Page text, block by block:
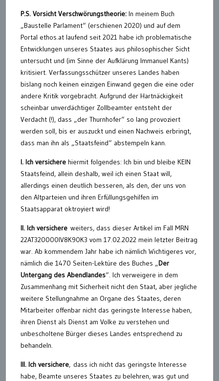
P.S. Vorsicht Verschwörungstheorie: In meinem Buch
„Baustelle Parlament“ (erschienen 2020) und auf dem
Portal ethos.at laufend seit 2021 habe ich problematische
Entwicklungen unseres Staates aus philosophischer Sicht
untersucht und (im Sinne der Aufklärung Immanuel Kants)
kritisiert. Verfassungsschützer unseres Landes haben
bislang noch keinen einzigen Einwand gegen die eine oder
andere Kritik vorgebracht. Aufgrund der Hartnäckigkeit
scheinbar unverdächtiger Zollbeamter entsteht der
Verdacht (!), dass „der Thurnhofer“ so lang provoziert
werden soll, bis er auszuckt und einen Nachweis erbringt,
dass man ihn als „Staatsfeind“ abstempeln kann.
I. Ich versichere hiermit folgendes: Ich bin und bleibe KEIN
Staatsfeind, allein deshalb, weil ich einen Staat will,
allerdings einen deutlich besseren, als den, der uns von
den Altparteien und ihren Erfüllungsgehilfen im
Staatsapparat oktroyiert wird!
II. Ich versichere weiters, dass dieser Artikel im Fall MRN
22AT320000IV8K90K3 vom 17.02.2022 mein letzter Beitrag
war. Ab kommendem Jahr habe ich nämlich Wichtigeres vor,
nämlich die 1470 Seiten-Lektüre des Buches „Der
Untergang des Abendlandes“. Ich verweigere in dem
Zusammenhang mit Sicherheit nicht den Staat, aber jegliche
weitere Stellungnahme an Organe des Staates, deren
Mitarbeiter offenbar nicht das geringste Interesse haben,
ihren Dienst als Dienst am Volke zu verstehen und
unbescholtene Bürger dieses Landes entsprechend zu
behandeln.
III. Ich versichere, dass ich nicht das geringste Interesse
habe, Beamte unseres Staates zu belehren, was gut und